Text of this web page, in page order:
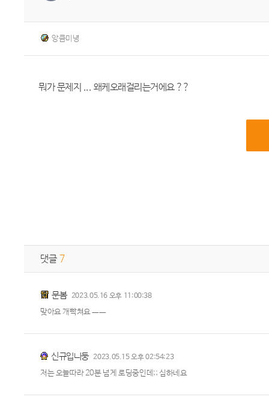
앙큼미녕
뭐가 문제지 ... 왜케오래걸리는거에요 ??
댓글 7
문봄 2023.05.16 오후 11:00:38
맞아요 개빡쳐요 ㅡㅡ
신규입니둥 2023.05.15 오후 02:54:23
저는 오늘따라 20분 넘게 로딩중인데;; 심하네요